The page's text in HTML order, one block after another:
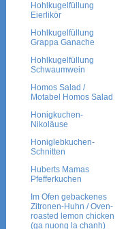
Hohlkugelfüllung
Eierlikör
Hohlkugelfüllung
Grappa Ganache
Hohlkugelfüllung
Schwaumwein
Homos Salad /
Motabel Homos Salad
Honigkuchen-
Nikoläuse
Honiglebkuchen-
Schnitten
Huberts Mamas
Pfefferkuchen
Im Ofen gebackenes
Zitronen-Huhn / Oven-
roasted lemon chicken
(ga nuong la chanh)